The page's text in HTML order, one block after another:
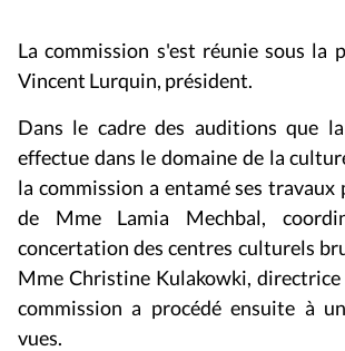
La commission s'est réunie sous la
Vincent Lurquin, président.
Dans le cadre des auditions que
effectue dans le domaine de la
la commission a entamé ses
de Mme Lamia Mechbal,
concertation des centres culturels
Mme Christine Kulakowki,
commission a procédé ensuite à
vues.